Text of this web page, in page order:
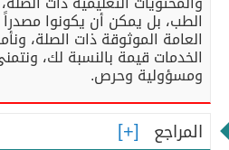
الطب، بل يمكن أن يكونوا
العامة الموثوقة ذات الصلة،
الخدمات قيمة بالنسبة لك،
ومسؤولية وحرص.
المراجع